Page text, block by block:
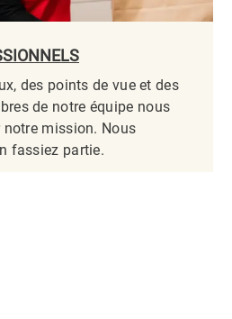
des points de vue et des
de notre équipe nous
notre mission. Nous
fassiez partie.​​​​​​​